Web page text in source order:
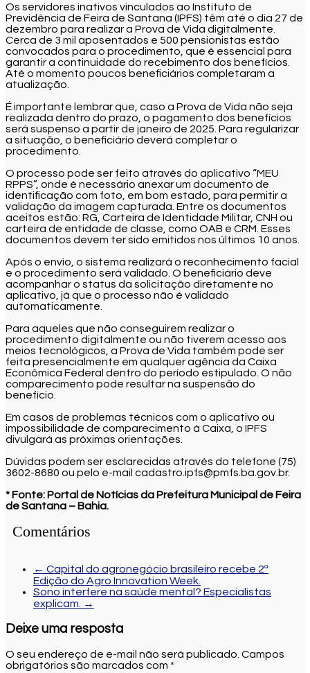
Os servidores inativos vinculados ao Instituto de
Previdência de Feira de Santana (IPFS) têm até o dia 27 de
dezembro para realizar a Prova de Vida digitalmente.
Cerca de 3 mil aposentados e 500 pensionistas estão
convocados para o procedimento, que é essencial para
garantir a continuidade do recebimento dos benefícios.
Até o momento poucos beneficiários completaram a
atualização.
É importante lembrar que, caso a Prova de Vida não seja
realizada dentro do prazo, o pagamento dos benefícios
será suspenso a partir de janeiro de 2025. Para regularizar
a situação, o beneficiário deverá completar o
procedimento.
O processo pode ser feito através do aplicativo “MEU
RPPS”, onde é necessário anexar um documento de
identificação com foto, em bom estado, para permitir a
validação da imagem capturada. Entre os documentos
aceitos estão: RG, Carteira de Identidade Militar, CNH ou
carteira de entidade de classe, como OAB e CRM. Esses
documentos devem ter sido emitidos nos últimos 10 anos.
Após o envio, o sistema realizará o reconhecimento facial
e o procedimento será validado. O beneficiário deve
acompanhar o status da solicitação diretamente no
aplicativo, já que o processo não é validado
automaticamente.
Para aqueles que não conseguirem realizar o
procedimento digitalmente ou não tiverem acesso aos
meios tecnológicos, a Prova de Vida também pode ser
feita presencialmente em qualquer agência da Caixa
Econômica Federal dentro do período estipulado. O não
comparecimento pode resultar na suspensão do
benefício.
Em casos de problemas técnicos com o aplicativo ou
impossibilidade de comparecimento à Caixa, o IPFS
divulgará as próximas orientações.
Dúvidas podem ser esclarecidas através do telefone (75)
3602-8680 ou pelo e-mail cadastro.ipfs@pmfs.ba.gov.br.
* Fonte: Portal de Notícias da Prefeitura Municipal de Feira
de Santana – Bahia.
Comentários
← Capital do agronegócio brasileiro recebe 2ª
Edição do Agro Innovation Week.
Sono interfere na saúde mental? Especialistas
explicam.
→
Deixe uma resposta
O seu endereço de e-mail não será publicado. Campos
obrigatórios são marcados com *